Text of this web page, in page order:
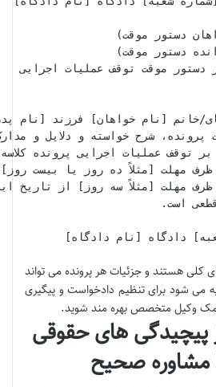
کلی هستند و جزئیات هر پرونده می تواند
می شود برای تنظیم دادخواست و پیگیری
وکیل متخصص بهره مند شوید.
پیچیدگی های حقوقی
مشاوره صحیح